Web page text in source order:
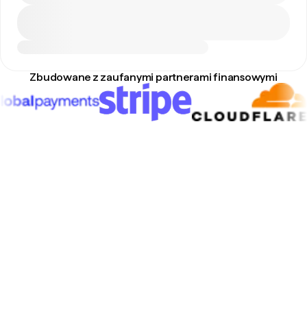
Zbudowane z zaufanymi partnerami finansowymi